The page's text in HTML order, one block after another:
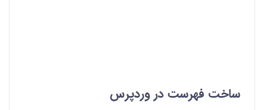
ساخت فهرست در وردپرس